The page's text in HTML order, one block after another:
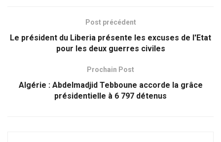
Post précédent
Le président du Liberia présente les excuses de l'Etat
pour les deux guerres civiles
Prochain Post
Algérie : Abdelmadjid Tebboune accorde la grâce
présidentielle à 6 797 détenus